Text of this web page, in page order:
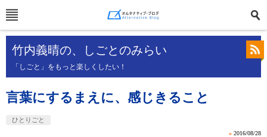
竹内義晴の、しごとのみらい
「しごと」をもっと楽しくしたい！
言葉にするまえに、感じきること
ひとりごと
» 2016/08/28